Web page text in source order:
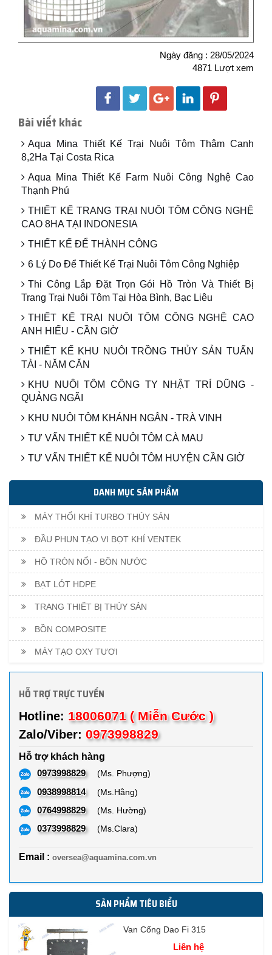
Ngày đăng : 28/05/2024
4871 Lượt xem
Bài viết khác
Aqua Mina Thiết Kế Trại Nuôi Tôm Thâm Canh
8,2Ha Tại Costa Rica
Aqua Mina Thiết Kế Farm Nuôi Công Nghệ Cao
Thạnh Phú
THIẾT KẾ TRANG TRẠI NUÔI TÔM CÔNG NGHỆ
CAO 8HA TẠI INDONESIA
THIẾT KẾ ĐỂ THÀNH CÔNG
6 Lý Do Để Thiết Kế Trại Nuôi Tôm Công Nghiệp
Thi Công Lắp Đặt Trọn Gói Hồ Tròn Và Thiết Bị
Trang Trại Nuôi Tôm Tại Hòa Bình, Bạc Liêu
THIẾT KẾ TRẠI NUÔI TÔM CÔNG NGHỆ CAO
ANH HIẾU - CẦN GIỜ
THIẾT KẾ KHU NUÔI TRỒNG THỦY SẢN TUẤN
TÀI - NĂM CĂN
KHU NUÔI TÔM CÔNG TY NHẬT TRÍ DŨNG -
QUẢNG NGÃI
KHU NUÔI TÔM KHÁNH NGÂN - TRÀ VINH
TƯ VẤN THIẾT KẾ NUÔI TÔM CÀ MAU
TƯ VẤN THIẾT KẾ NUÔI TÔM HUYỆN CẦN GIỜ
DANH MỤC SẢN PHẨM
MÁY THỔI KHÍ TURBO THỦY SẢN
ĐẦU PHUN TẠO VI BỌT KHÍ VENTEK
HỒ TRÒN NỔI - BỒN NƯỚC
BẠT LÓT HDPE
TRANG THIẾT BỊ THỦY SẢN
BỒN COMPOSITE
MÁY TẠO OXY TƯƠI
HỖ TRỢ TRỰC TUYẾN
Hotline: 18006071 ( Miễn Cước )
Zalo/Viber: 0973998829
Hỗ trợ khách hàng
0973998829
(Ms. Phượng)
0938998814 (Ms.Hằng)
0764998829 (Ms. Hường)
0373998829 (Ms.Clara)
Email : oversea@aquamina.com.vn
SẢN PHẨM TIÊU BIỂU
Van Cổng Dao Fi 315
Liên hệ